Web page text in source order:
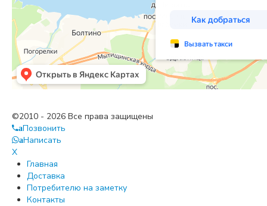
©2010 - 2026 Все права защищены
aПозвонить
aНаписать
X
Главная
Доставка
Потребителю на заметку
Контакты